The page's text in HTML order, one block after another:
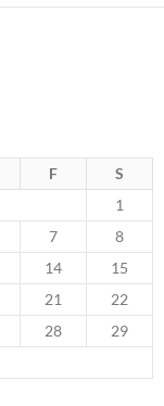
F
S
1
7
8
14
15
21
22
28
29